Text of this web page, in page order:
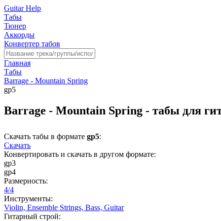
Guitar Help
Табы
Тюнер
Аккорды
Конвертер табов
Главная
Табы
Barrage - Mountain Spring
gp5
Barrage - Mountain Spring - табы для
Скачать табы в формате gp5:
Скачать
Конвертировать и скачать в другом формате:
gp3
gp4
Размерность:
4/4
Инструменты:
Violin, Ensemble Strings, Bass, Guitar
Гитарный строй: